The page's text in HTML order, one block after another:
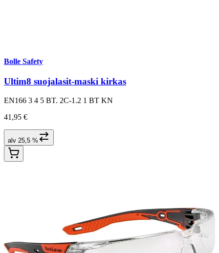
Bolle Safety
Ultim8 suojalasit-maski kirkas
EN166 3 4 5 BT. 2C-1.2 1 BT KN
41,95 €
alv 25,5 %